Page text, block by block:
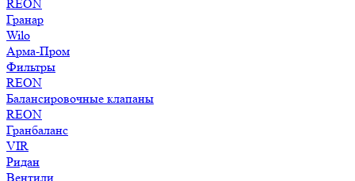
REON
Гранар
Wilo
Арма-Пром
Фильтры
REON
Балансировочные клапаны
REON
Гранбаланс
VIR
Ридан
Вентили